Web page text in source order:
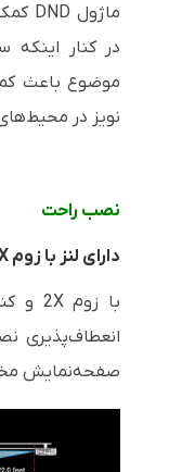
ماژول DND
در کنار
موضوع باعث
نویز در
نصب راحت
دارای لنز با زوم
با زوم2X و
انعطاف‌پذیری
صفحه‌نمایش